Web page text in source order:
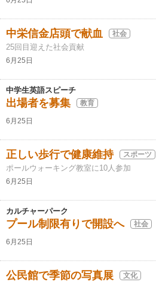
中栄信金店頭で献血 社会
25回目迎えた社会貢献
6月25日
中学生英語スピーチ
出場者を募集 教育
6月25日
正しい歩行で健康維持 スポーツ
ポールウォーキング教室に10人参加
6月25日
カルチャーパーク
プール制限有りで開設へ 社会
6月25日
公民館で季節の写真展 文化